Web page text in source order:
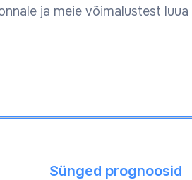
ja meie võimalustest
Sünged prognoosid